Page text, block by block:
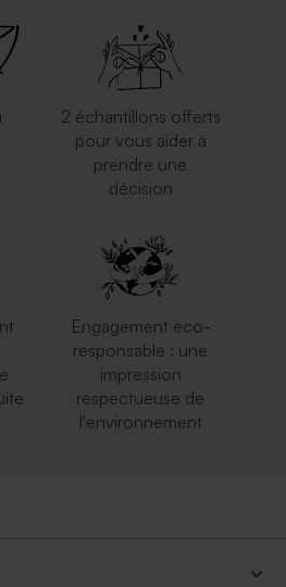
2 échantillons offerts
pour vous aider à
prendre une
décision
Engagement éco-
responsable : une
impression
respectueuse de
l'environnement